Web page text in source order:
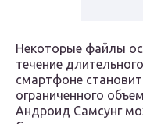
Некоторые файлы
течение
смартфоне
ограниченного
Андроид Самсунг